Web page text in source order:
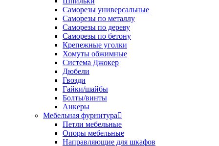
Саморезы универсальные
Саморезы по металлу
Саморезы по дереву
Саморезы по бетону
Крепежные уголки
Хомуты обжимные
Система Джокер
Дюбели
Гвозди
Гайки/шайбы
Болты/винты
Анкеры
Мебельная фурнитура
Петли мебельные
Опоры мебельные
Направляющие для шкафов